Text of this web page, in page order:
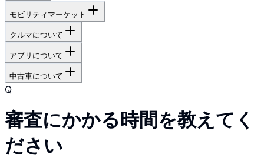
モビリティマーケット
クルマについて
アプリについて
中古車について
Q
審査にかかる時間を教えてく
ださい